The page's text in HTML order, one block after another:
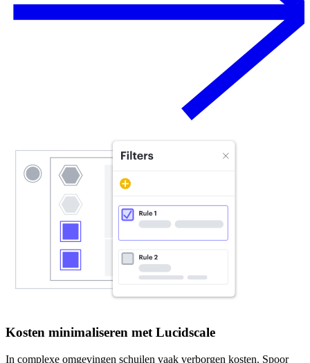
Kosten minimaliseren met Lucidscale
In complexe omgevingen schuilen vaak verborgen kosten. Spoor